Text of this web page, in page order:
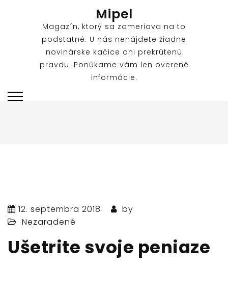
Mipel
Magazín, ktorý sa zameriava na to
podstatné. U nás nenájdete žiadne
novinárske kačice ani prekrútenú
pravdu. Ponúkame vám len overené
informácie.
12. septembra 2018
by
Nezaradené
Ušetrite svoje peniaze